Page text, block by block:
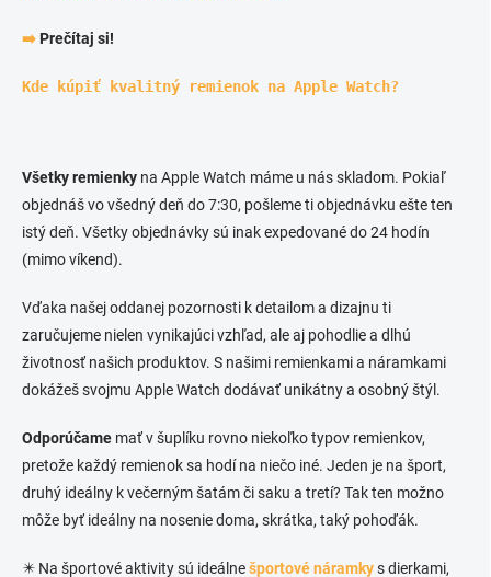
➡️Prečítaj si!
Kde kúpiť kvalitný remienok na Apple Watch?
Všetky remienky na Apple Watch máme u nás skladom. Pokiaľ
objednáš vo všedný deň do 7:30, pošleme ti objednávku ešte ten
istý deň. Všetky objednávky sú inak expedované do 24 hodín
(mimo víkend).
Vďaka našej oddanej pozornosti k detailom a dizajnu ti
zaručujeme nielen vynikajúci vzhľad, ale aj pohodlie a dlhú
životnosť našich produktov. S našimi remienkami a náramkami
dokážeš svojmu Apple Watch dodávať unikátny a osobný štýl.
Odporúčame mať v šuplíku rovno niekoľko typov remienkov,
pretože každý remienok sa hodí na niečo iné. Jeden je na šport,
druhý ideálny k večerným šatám či saku a tretí? Tak ten možno
môže byť ideálny na nosenie doma, skrátka, taký pohoďák.
✴️ Na športové aktivity sú ideálnešportové náramkys dierkami,